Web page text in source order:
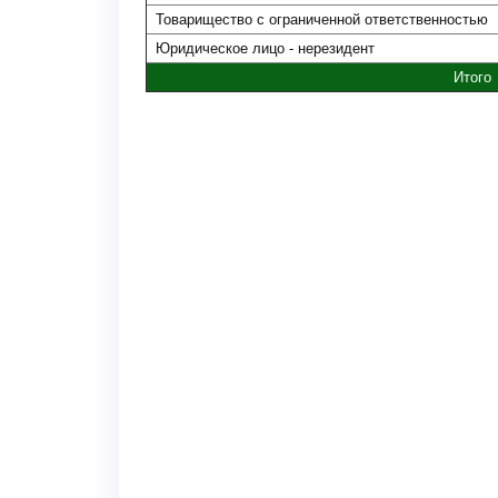
Товарищество с ограниченной ответственностью
Юридическое лицо - нерезидент
Итого